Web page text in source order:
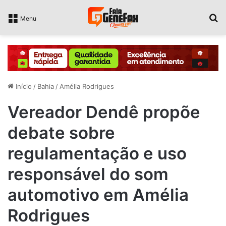
Menu
Início / Bahia / Amélia Rodrigues
Vereador Dendê propõe
debate sobre
regulamentação e uso
responsável do som
automotivo em Amélia
Rodrigues